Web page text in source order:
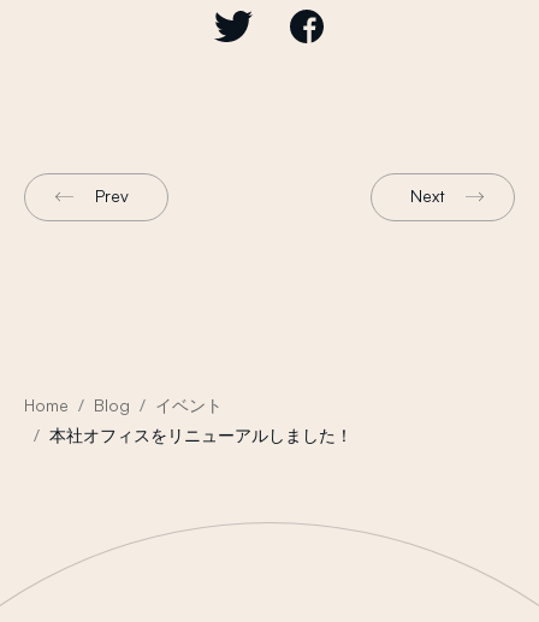
Prev Next
Home Blog
イベント
本社オフィスをリニューアルしました！